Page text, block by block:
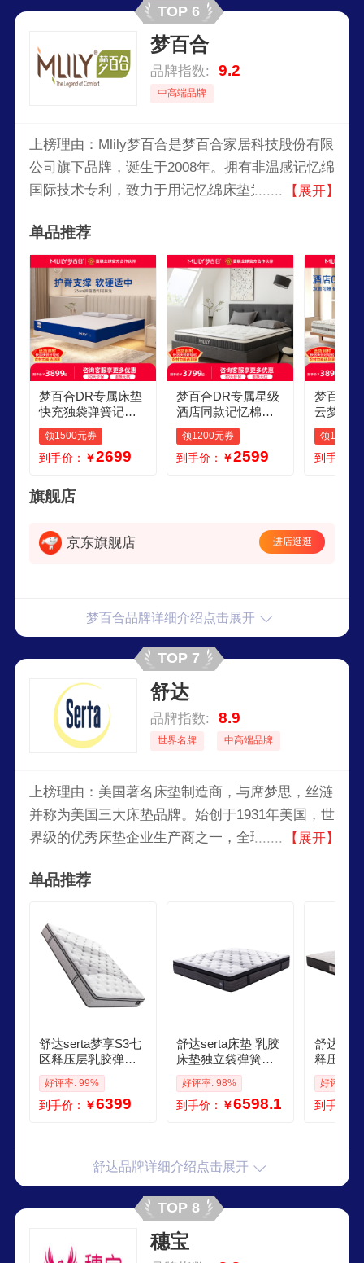
TOP 6
梦百合
品牌指数: 9.2
中高端品牌
上榜理由：Mlily梦百合是梦百合家居科技股份有限
公司旗下品牌，诞生于2008年。拥有非温感记忆绵
国际技术专利，致力于用记忆绵床垫为人类带来婴
床垫及枕类产品合作伙伴，中国国家围棋队舒压产
品供应商，“MLILY梦百合杯”世界围棋公开赛主赞
助商。
【展开】
单品推荐
梦百合DR专属床垫
快充独袋弹簧记忆
棉护脊床垫 家用双
人席梦思 10 科学护
脊支撑款23cm 15米
领1500元券
到手价： ￥2699
梦百合DR专属星级
酒店同款记忆棉独
袋弹簧床垫护脊 星
光 酒店同款 适中偏
硬22cm 150200cm
领1200元券
到手价： ￥2599
梦百合
云梦弹
睡眠护
棉床垫
梦
领1200元
到手价：
旗舰店
京东旗舰店 进店逛逛
梦百合品牌详细介绍点击展开
TOP 7
舒达
品牌指数: 8.9
世界名牌 中高端品牌
上榜理由：美国著名床垫制造商，与席梦思，丝涟
并称为美国三大床垫品牌。始创于1931年美国，世
界级的优秀床垫企业生产商之一，全球较大的床垫
美睡眠的典范,
【展开】
单品推荐
舒达serta梦享S3七
区释压层乳胶弹簧
床垫主卧阻菌阻螨1
82米偏硬
好评率: 99%
到手价： ￥6399
舒达serta床垫 乳胶
床垫独立袋弹簧阻
螨菌双人床床垫子1
518米2米可定制 梦
享1931Plus升级凝
好评率: 98%
到手价： ￥6598.1
舒达
释压层
连续弹
乳胶床
好评率:
到手价：
舒达品牌详细介绍点击展开
TOP 8
穗宝